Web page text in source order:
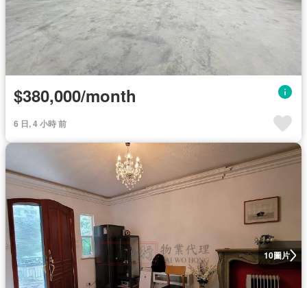
$380,000/month
6 日, 4 小時 前
10圖片